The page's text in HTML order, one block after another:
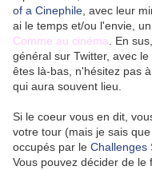
of a Cinephile , avec leur
ai le temps et/ou l'envie,
Comme au cinéma . En
général sur Twitter, avec
êtes là-bas, n'hésitez pas
qui aura souvent lieu.
Si le coeur vous en dit,
votre tour (mais je sais
occupés par le Challenges
Vous pouvez décider de